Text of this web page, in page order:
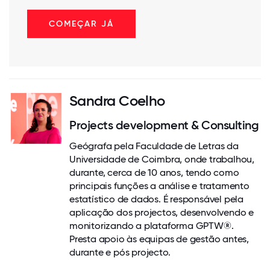
COMEÇAR JÁ
Sandra Coelho
Projects development & Consulting
Geógrafa pela Faculdade de Letras da
Universidade de Coimbra, onde trabalhou,
durante, cerca de 10 anos, tendo como
principais funções a análise e tratamento
estatístico de dados. É responsável pela
aplicação dos projectos, desenvolvendo e
monitorizando a plataforma GPTW®.
Presta apoio às equipas de gestão antes,
durante e pós projecto.